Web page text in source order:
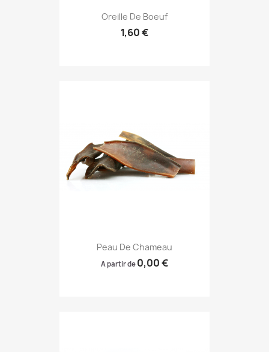
Oreille De Boeuf
1,60 €
Peau De Chameau
A partir de 0,00 €